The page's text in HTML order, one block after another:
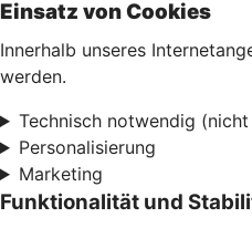
Einsatz von Cookies
Innerhalb unseres
werden.
Technisch notwendig
Personalisierung
Marketing
Funktionalität und